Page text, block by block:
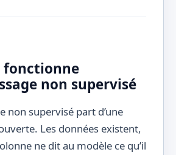
fonctionne
non supervisé
non supervisé part d’une
Les données existent,
ne dit au modèle ce qu’il